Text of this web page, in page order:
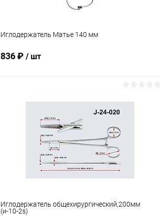
Иглодержатель Матье 140 мм
836 ₽ / шт
Купить в 1 клик
В избранное В наличии
Иглодержатель общехирургический,200мм
(и-10-2s)